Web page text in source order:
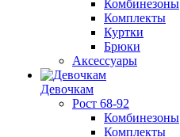
Комбинезоны
Комплекты
Куртки
Брюки
Аксессуары
Девочкам
Рост 68-92
Комбинезоны
Комплекты